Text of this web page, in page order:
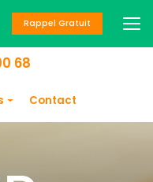
68
Contact
Rappel Gratuit